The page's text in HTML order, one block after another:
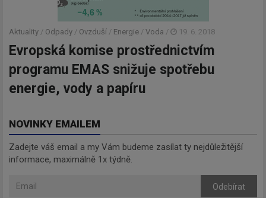
Aktuality / Odpady / Ovzduší / Energie / Voda / 19. 6. 2018
Evropská komise prostřednictvím
programu EMAS snižuje spotřebu
energie, vody a papíru
NOVINKY EMAILEM
Zadejte váš email a my Vám budeme zasílat ty nejdůležitější
informace, maximálně 1x týdně.
Odebírat